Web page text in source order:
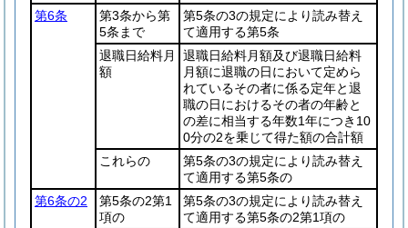
第6条
第3条から第
5条まで
第5条の3の規定により読み替え
て適用する第5条
退職日給料月
額
退職日給料月額及び退職日給料
月額に退職の日において定めら
れているその者に係る定年と退
職の日におけるその者の年齢と
の差に相当する年数1年につき10
0分の2を乗じて得た額の合計額
これらの
第5条の3の規定により読み替え
て適用する第5条の
第6条の2
第5条の2第1
項の
第5条の3の規定により読み替え
て適用する第5条の2第1項の